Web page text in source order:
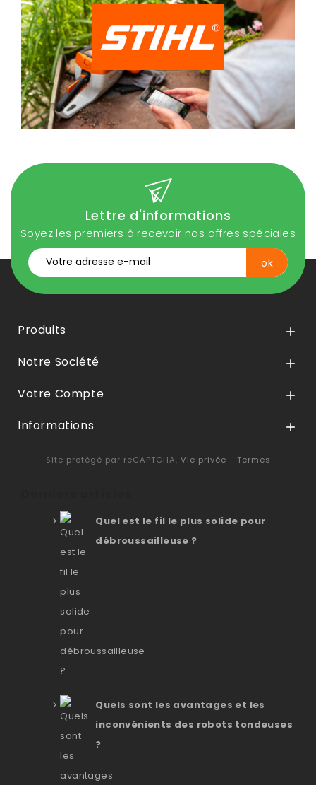
Lettre d'informations
Soyez les premiers à recevoir nos offres spéciales
Produits 
Notre Société 
Votre Compte 
Informations 
Site protégé par reCAPTCHA. Vie privée - Termes
Quel est le fil le plus solide pour
débroussailleuse ?
Quels sont les avantages et les
inconvénients des robots tondeuses
?